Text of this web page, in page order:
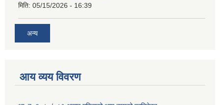
मिति: 05/15/2026 - 16:39
अन्य
आय व्यय विवरण